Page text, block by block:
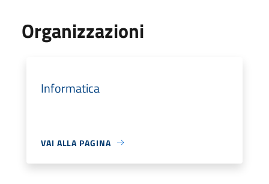
Organizzazioni
Informatica
VAI ALLA PAGINA